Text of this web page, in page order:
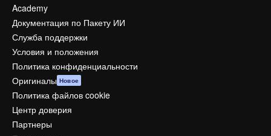
Academy
Документация по Пакету ИИ
Служба поддержки
Условия и положения
Политика конфиденциальности
Оригиналы Новое
Политика файлов cookie
Центр доверия
Партнеры